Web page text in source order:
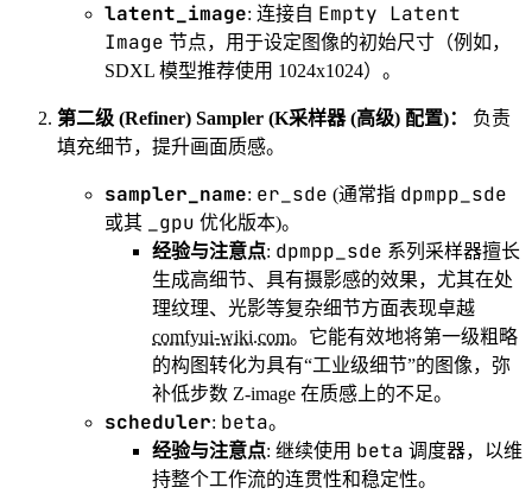
latent_image: 连接自 Empty Latent
Image 节点，用于设定图像的初始尺寸（例如，
SDXL 模型推荐使用 1024x1024）。
第二级 (Refiner) Sampler (K采样器 (高级) 配置)：
负责
填充细节，提升画面质感。
sampler_name: er_sde (通常指 dpmpp_sde
或其 _gpu 优化版本)。
经验与注意点: dpmpp_sde 系列采样器擅长
生成高细节、具有摄影感的效果，尤其在处
理纹理、光影等复杂细节方面表现卓越
comfyui-wiki.com。它能有效地将第一级粗略
的构图转化为具有“工业级细节”的图像，弥
补低步数 Z-image 在质感上的不足。
scheduler: beta。
经验与注意点: 继续使用 beta 调度器，以维
持整个工作流的连贯性和稳定性。